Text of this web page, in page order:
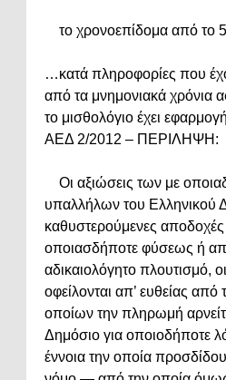
το χρονοεπίδομα από το
…κατά πληροφορίες που
από τα μνημονιακά χρόνια
το μισθολόγιο έχει
ΑΕΔ 2/2012 – ΠΕΡΙΛΗΨΗ:
Οι αξιώσεις των με
υπαλλήλων του Ελληνικού
καθυστερούμενες
οποιασδήποτε φύσεως ή
αδικαιολόγητο πλουτισμό,
οφείλονται απ’ ευθείας από
οποίων την πληρωμή
Δημόσιο για οποιοδήποτε
έννοια την οποία